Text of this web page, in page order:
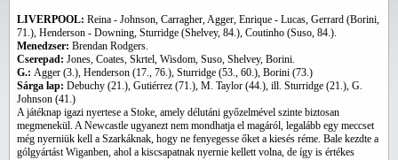
LIVERPOOL: Reina - Johnson, Carragher, Agger, Enrique - Lucas, Gerrard (Borini,
71.), Henderson - Downing, Sturridge (Shelvey, 84.), Coutinho (Suso, 84.).
Menedzser: Brendan Rodgers.
Cserepad: Jones, Coates, Skrtel, Wisdom, Suso, Shelvey, Borini.
G.: Agger (3.), Henderson (17., 76.), Sturridge (53., 60.), Borini (73.)
Sárga lap: Debuchy (21.), Gutiérrez (71.), M. Taylor (44.), ill. Sturridge (21.), G.
Johnson (41.)
A játéknap igazi nyertese a Stoke, amely délutáni győzelmével szinte biztosan
megmenekül. A Newcastle ugyanezt nem mondhatja el magáról, legalább egy meccset
még nyerniük kell a Szarkáknak, hogy ne fenyegesse őket a kiesés réme. Bale kezdte a
gólgyártást Wiganben, ahol a kiscsapatnak nyernie kellett volna, de így is értékes